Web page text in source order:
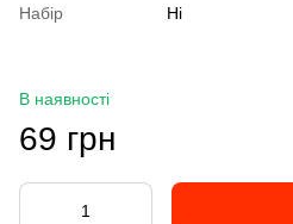
Набір
Ні
В наявності
69 грн